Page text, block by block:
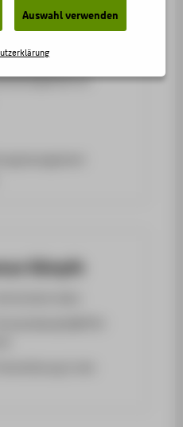
an
Kämpfe
Auswahl verwenden